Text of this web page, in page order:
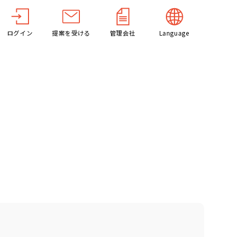
ログイン 提案を受ける 管理会社 Language